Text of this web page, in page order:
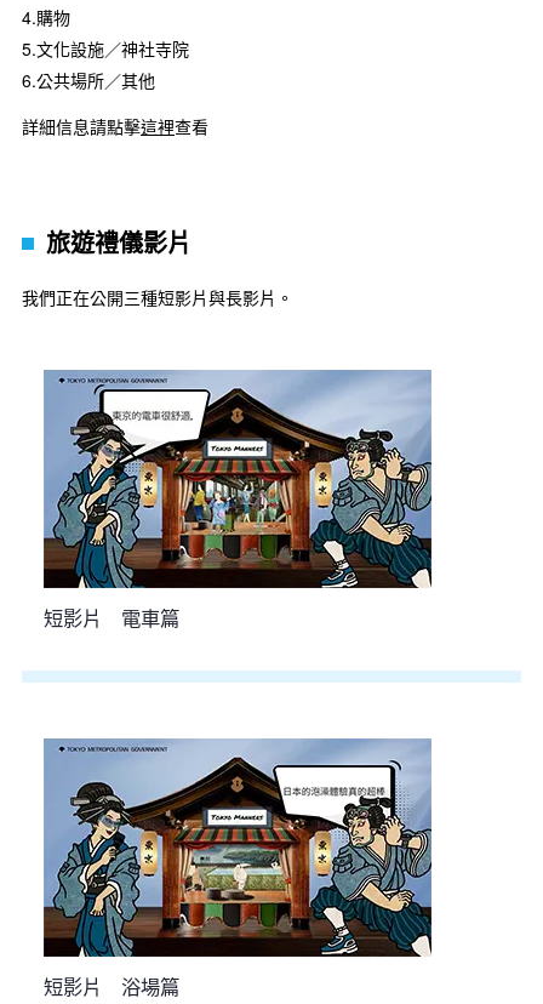
4.購物
5.文化設施／神社寺院
6.公共場所／其他
詳細信息請點擊這裡查看
旅遊禮儀影片
我們正在公開三種短影片與長影片。
短影片 電車篇
短影片 浴場篇